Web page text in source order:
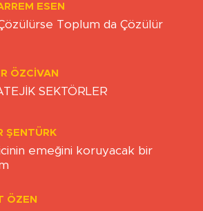
ESEN
Toplum da Çözülür
ÖZCIVAN
SEKTÖRLER
ŞENTÜRK
emeğini koruyacak bir
ÖZEN